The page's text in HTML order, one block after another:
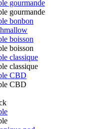
gourmande
gourmande
bonbon
boisson
boisson
classique
classique
CBD
CBD